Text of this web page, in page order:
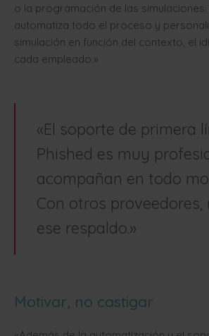
o la programación de las simulaciones.
automatiza todo el proceso y
simulación en función del contexto, el
cada empleado.»
«El soporte de primera
Phished es muy
acompañan en todo
Con otros proveedores,
ese respaldo.»
Motivar, no castigar